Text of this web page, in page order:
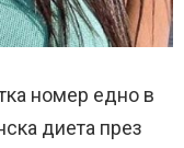
номер едно в
диета през